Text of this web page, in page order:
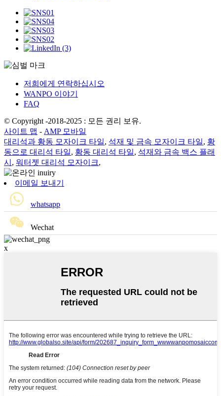
저희에게 연락하십시오
WANPO 이야기
FAQ
© Copyright -2018-2025 : 모든 권리 보유.
사이트 맵 - AMP 모바일
대리석과 황동 모자이크 타일, 석재 및 금속 모자이크 타일, 황
동으로 대리석 타일, 황동 대리석 타일, 석재와 금속 백스 플래
시 , 워터젯 대리석 모자이크,
이메일 보내기
whatsapp
Wechat
x